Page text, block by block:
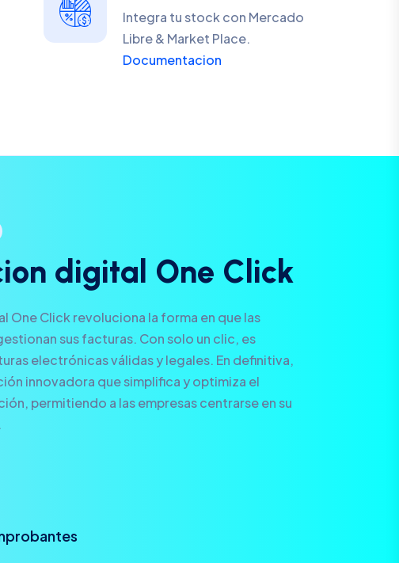
Integra tu stock con Mercado
Libre & Market Place.
Documentacion
ion d igita One C ick
One Click revoluciona la forma en que las
sus facturas. Con solo un clic, es
electrónicas válidas y legales. En definitiva,
innovadora que simplifica y optimiza el
permitiendo a las empresas centrarse en su